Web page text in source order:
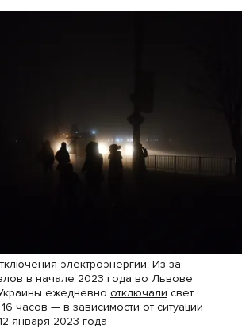
электроэнергии. Из-за
в начале 2023 года во Львове
ежедневно отключали свет
часов — в зависимости от ситуации
января 2023 года